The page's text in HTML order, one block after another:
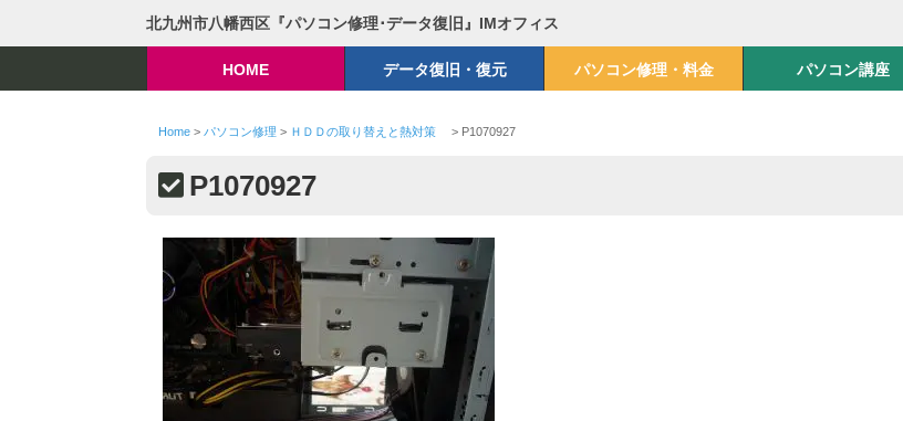
北九州市八幡西区『パソコン修理･データ復旧』IMオフィス
HOME データ復旧・復元 パソコン修理・料金 パソコン講座
Home> パソコン修理 > ＨＤＤの取り替えと熱対策 > P1070927
P1070927